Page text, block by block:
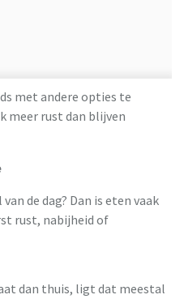
met andere opties te
meer rust dan blijven
de dag? Dan is eten vaak
rust, nabijheid of
dan thuis, ligt dat meestal